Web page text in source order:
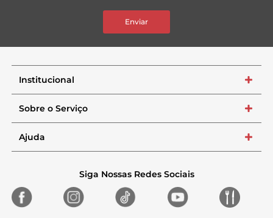
Enviar
Institucional +
Sobre o Serviço +
Ajuda +
Siga Nossas Redes Sociais